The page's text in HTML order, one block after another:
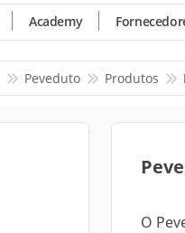
Academy
Peveduto Produtos
O